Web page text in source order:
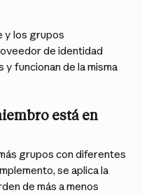
y los grupos
de identidad
funcionan de la misma
está en
grupos con diferentes
se aplica la
de más a menos